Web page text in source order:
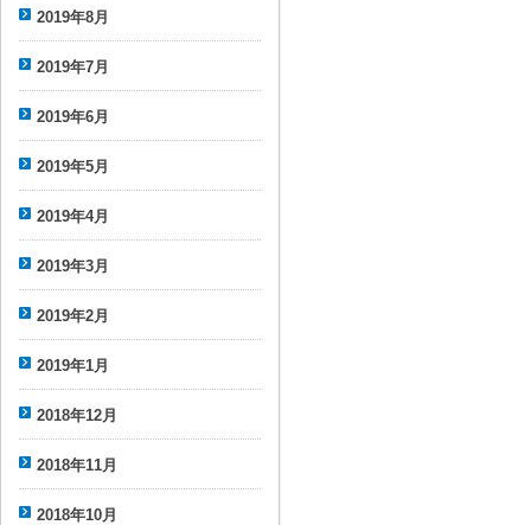
2019年8月
2019年7月
2019年6月
2019年5月
2019年4月
2019年3月
2019年2月
2019年1月
2018年12月
2018年11月
2018年10月